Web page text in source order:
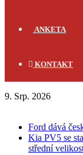
ANKETA
KONTAKT
9. Srp. 2026
Ford dává
Kia PV5 se
střední